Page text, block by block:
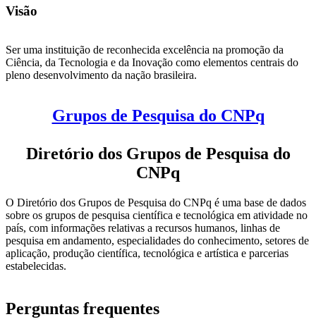
Visão
Ser uma instituição de reconhecida excelência na promoção da
Ciência, da Tecnologia e da Inovação como elementos centrais do
pleno desenvolvimento da nação brasileira.
Grupos de Pesquisa do CNPq
Diretório dos Grupos de Pesquisa do
CNPq
O Diretório dos Grupos de Pesquisa do CNPq é uma base de dados
sobre os grupos de pesquisa científica e tecnológica em atividade no
país, com informações relativas a recursos humanos, linhas de
pesquisa em andamento, especialidades do conhecimento, setores de
aplicação, produção científica, tecnológica e artística e parcerias
estabelecidas.
Perguntas frequentes